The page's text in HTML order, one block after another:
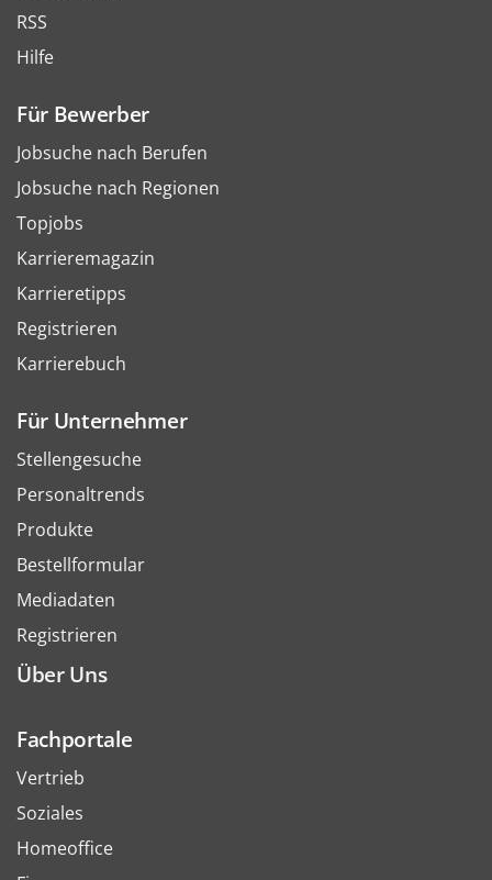
RSS
Hilfe
Für Bewerber
Jobsuche nach Berufen
Jobsuche nach Regionen
Topjobs
Karrieremagazin
Karrieretipps
Registrieren
Karrierebuch
Für Unternehmer
Stellengesuche
Personaltrends
Produkte
Bestellformular
Mediadaten
Registrieren
Über Uns
Fachportale
Vertrieb
Soziales
Homeoffice